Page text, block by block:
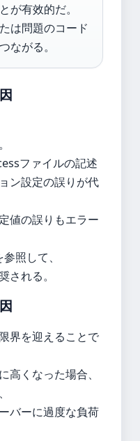
が有效的だ。
は問題のコード
ながる。
ファイルの記述
ン設定の誤りが代
値の誤りもエラー
参照して、
される。
界を迎えることで
高くなった場合、
バーに過度な負荷